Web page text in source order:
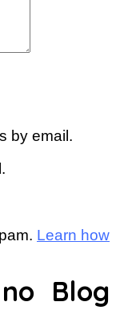
by email.
Learn how
Blog